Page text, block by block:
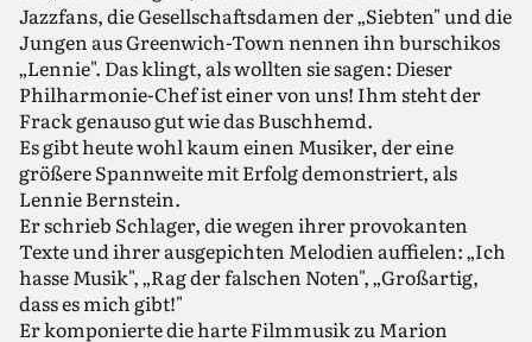
Jazzfans, die Gesellschaftsdamen der „Siebten" und die
Jungen aus Greenwich-Town nennen ihn burschikos
„Lennie". Das klingt, als wollten sie sagen: Dieser
Philharmonie-Chef ist einer von uns! Ihm steht der
Frack genauso gut wie das Buschhemd.
Es gibt heute wohl kaum einen Musiker, der eine
größere Spannweite mit Erfolg demonstriert, als
Lennie Bernstein.
Er schrieb Schlager, die wegen ihrer provokanten
Texte und ihrer ausgepichten Melodien auffielen: „Ich
hasse Musik", „Rag der falschen Noten", „Großartig,
dass es mich gibt!"
Er komponierte die harte Filmmusik zu Marion